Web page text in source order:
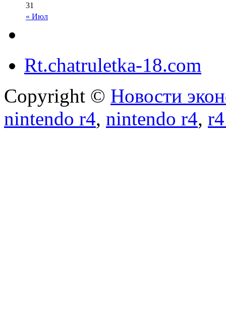
« Июл
31
Rt.chatruletka-18.com
Copyright © Новости
nintendo r4, nintendo r4,